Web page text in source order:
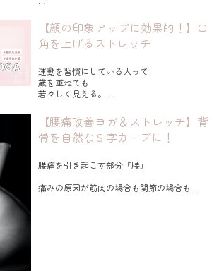
本日ご紹介するストレッチは、
私が瘦せて、
元の体重に戻した方法をお伝えします。
...
実は、私自身も５１歳。
一緒にカラダを整え
不定愁訴を改善してみませんか？
更年期は、
自分のココロとカラダを
見直すチャンスなのかも？？
今回は、更年期の症状を緩和する
...
【顔の印象アップに効果的！】口
角を上げるストレッチ
運動を習慣にしている人って
歳を重ねても
若々しく見える。
そんな風に感じたことは、
ありませんか？
口角が上がっていて
顔がたるんでないから！
今回は、
【腰痛改善ヨガ＆ストレッチ】背
骨を自然なＳ字カーブに！
腰痛を引き起こす部分『腰』
痛みの原因が筋肉の場合も関節の場合も